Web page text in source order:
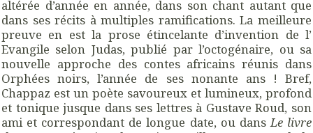
altérée d’année en année, dans son chant autant que
dans ses récits à multiples ramifications. La meilleure
preuve en est la prose étincelante d’invention de l’
Evangile selon Judas, publié par l’octogénaire, ou sa
nouvelle approche des contes africains réunis dans
Orphées noirs, l’année de ses nonante ans ! Bref,
Chappaz est un poète savoureux et lumineux, profond
et tonique jusque dans ses lettres à Gustave Roud, son
ami et correspondant de longue date, ou dans Le livre